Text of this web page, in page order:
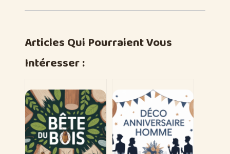
Articles Qui Pourraient Vous
Intéresser :